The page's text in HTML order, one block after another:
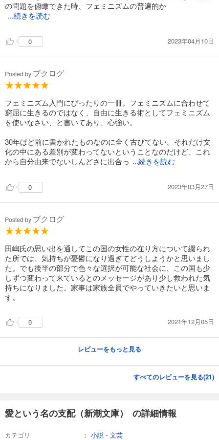
の問題を俯瞰できた時、フェミニズムの普遍的か
...続きを読む
0 2023年04月10日
Posted by ブクログ
フェミニズム入門にぴったりの一冊。フェミニズムに合わせて
窮屈に生きるのではなく、自由に生きる術としてフェミニズム
を使いなさい、と書いてあり、心強い。
30年ほど前に書かれたものなのに全く古びてない。それだけ文
化の中にある差別が変わってないということなのだけど、これ
から自分由来でないしんどさに出合っ ...続きを読む
0 2023年03月27日
Posted by ブクログ
田嶋氏の思い出を通してこの国の女性の在り方について綴られ
た所では、気持ちが憂鬱になり過ぎてどうしようかと思いまし
た。でも後半の部分で色々な選択が可能な社会に、この国も少
しずつ変わって来ているとのメッセージがあり少し救われた気
持ちになりました。家事は家族全員でやっていきたいと思いま
す。
0 2021年12月05日
レビューをもっと見る
すべてのレビューを見る(21)
愛という名の支配（新潮文庫） の詳細情報
カテゴリ
小説・文芸